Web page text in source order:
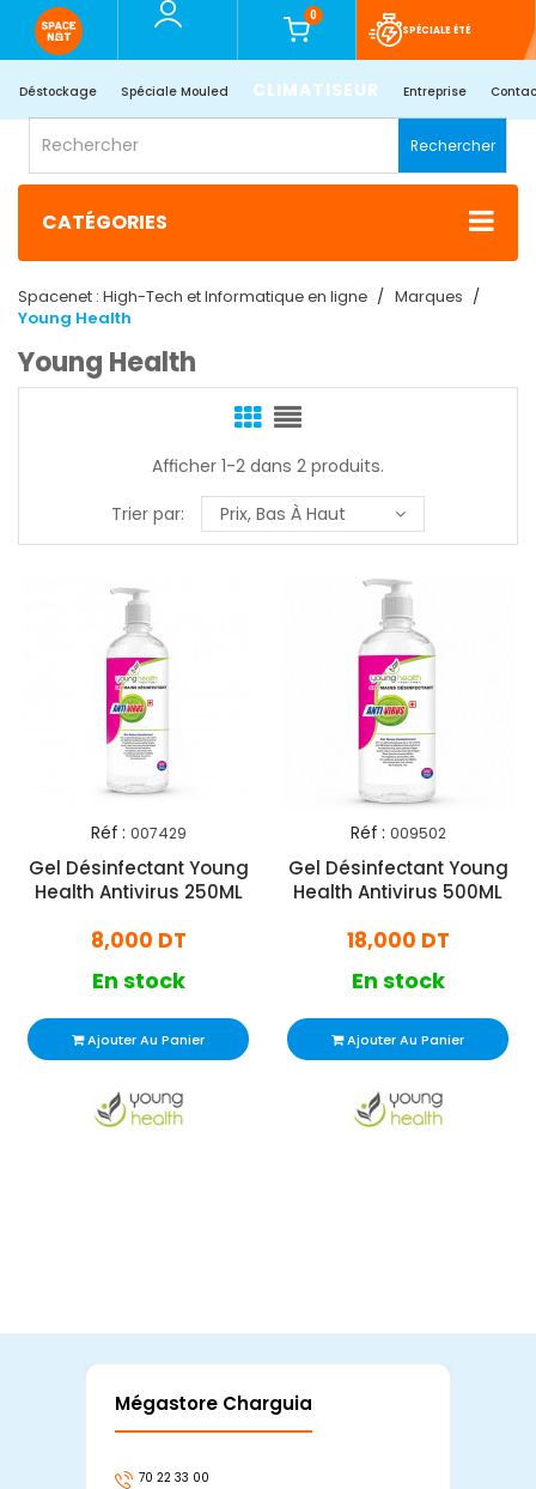
0
SPÉCIALE ÉTÉ
Déstockage Spéciale Mouled CLIMATISEUR Entreprise
Rechercher
CATÉGORIES
Spacenet : High-Tech et Informatique en ligne
Marques
Young Health
Young Health
Afficher 1-2 dans 2 produits.
Trier par:
Prix, Bas À Haut
Réf : 007429
Gel Désinfectant Young
Health Antivirus 250ML
8,000 DT
En stock
Ajouter Au Panier
Réf : 009502
Gel Désinfectant Young
Health Antivirus 500ML
18,000 DT
En stock
Ajouter Au Panier
Mégastore Charguia
70 22 33 00